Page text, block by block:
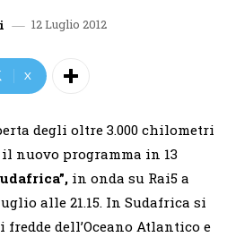
12 Luglio 2012
X
degli oltre 3.000 chilometri
nuovo programma in 13
in onda su Rai5 a
alle 21.15. In Sudafrica si
dell’Oceano Atlantico e